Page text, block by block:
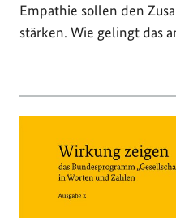
Empathie sollen den
stärken. Wie gelingt das